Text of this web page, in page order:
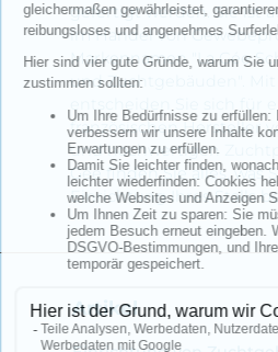
gefertigt werden. Sie ist
im Handel von
Markennamen "La Gée
und Zuchtgebäuden". Mit
französischen Hersteller
und hochwertigen
Gée finden Sie alles, was
Einrichtung Ihres Stalls
Artikel